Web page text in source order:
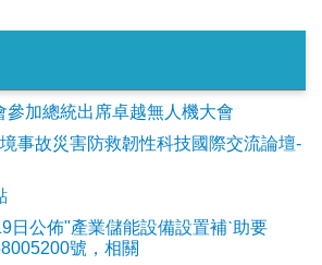
參加總統出席卓越無人機大會
事故災害防救韌性科技國際交流論壇-
日公佈"產業儲能設備設置補ˋ助要
號，相關